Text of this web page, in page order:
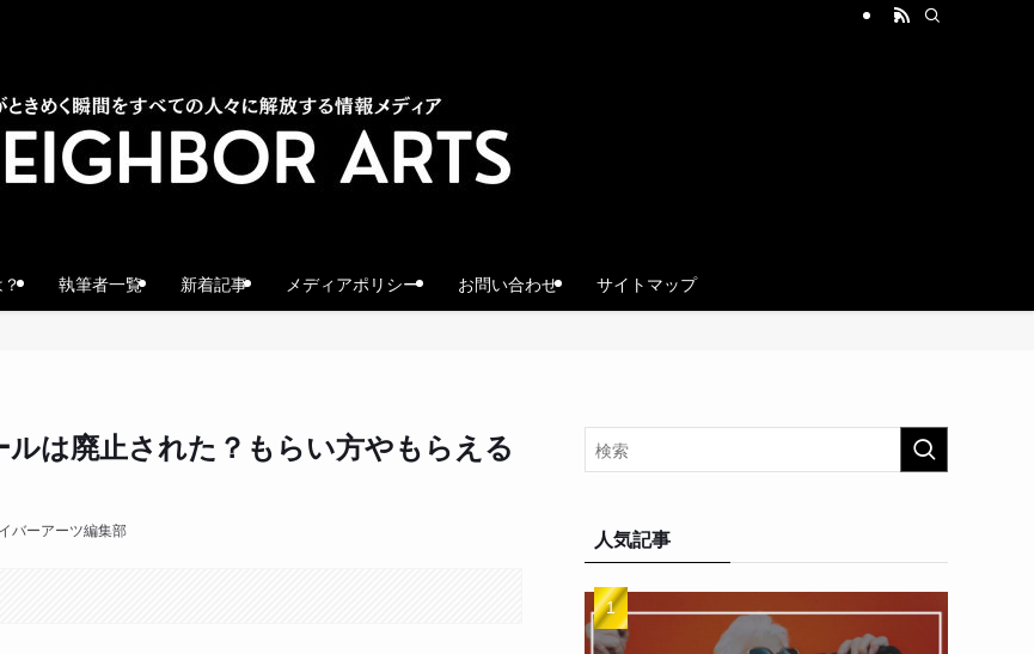
執筆者一覧 新着記事 メディアポリシー お問い合わせ サイトマップ
は廃止された？もらい方やもらえる
バーアーツ編集部 人気記事